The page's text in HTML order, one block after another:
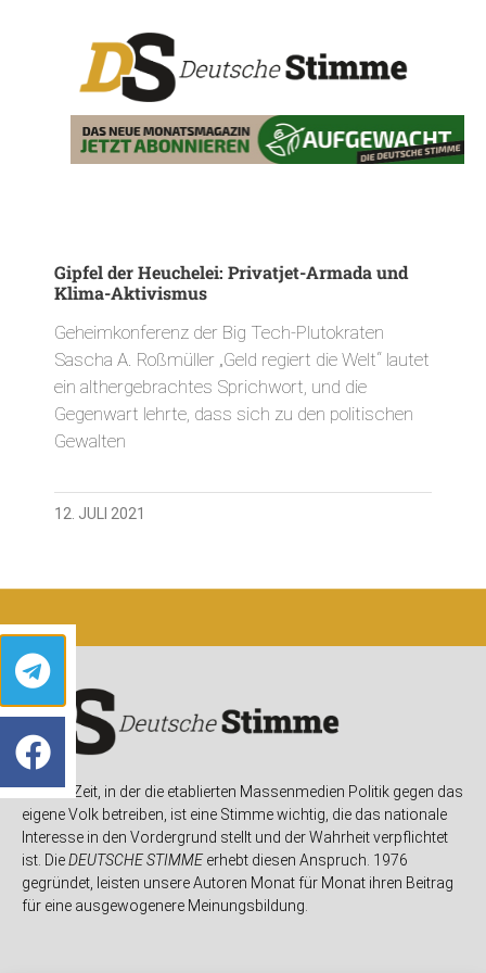
Gipfel der Heuchelei: Privatjet-Armada und
Klima-Aktivismus
Geheimkonferenz der Big Tech-Plutokraten
Sascha A. Roßmüller „Geld regiert die Welt“ lautet
ein althergebrachtes Sprichwort, und die
Gegenwart lehrte, dass sich zu den politischen
Gewalten
12. JULI 2021
In einer Zeit, in der die etablierten Massenmedien Politik gegen das
eigene Volk betreiben, ist eine Stimme wichtig, die das nationale
Interesse in den Vordergrund stellt und der Wahrheit verpflichtet
ist. DieDEUTSCHE STIMMEerhebt diesen Anspruch. 1976
gegründet, leisten unsere Autoren Monat für Monat ihren Beitrag
für eine ausgewogenere Meinungsbildung.